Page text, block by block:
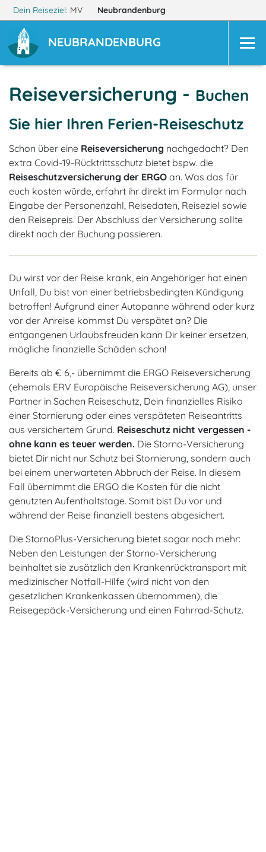
Dein Reiseziel: MV Neubrandenburg
NEUBRANDENBURG
Reiseversicherung - Buchen
Sie hier Ihren Ferien-Reiseschutz
Schon über eine Reiseversicherung nachgedacht? Den
extra Covid-19-Rücktrittsschutz bietet bspw. die
Reiseschutzversicherung der ERGO an. Was das für
euch kosten würde, erfahrt ihr direkt im Formular nach
Eingabe der Personenzahl, Reisedaten, Reiseziel sowie
den Reisepreis. Der Abschluss der Versicherung sollte
direkt nach der Buchung passieren.
Du wirst vor der Reise krank, ein Angehöriger hat einen
Unfall, Du bist von einer betriebsbedingten Kündigung
betroffen! Aufgrund einer Autopanne während oder kurz
vor der Anreise kommst Du verspätet an? Die
entgangenen Urlaubsfreuden kann Dir keiner ersetzen,
mögliche finanzielle Schäden schon!
Bereits ab € 6,- übernimmt die ERGO Reiseversicherung
(ehemals ERV Europäische Reiseversicherung AG), unser
Partner in Sachen Reiseschutz, Dein finanzielles Risiko
einer Stornierung oder eines verspäteten Reiseantritts
aus versichertem Grund. Reiseschutz nicht vergessen -
ohne kann es teuer werden. Die Storno-Versicherung
bietet Dir nicht nur Schutz bei Stornierung, sondern auch
bei einem unerwarteten Abbruch der Reise. In diesem
Fall übernimmt die ERGO die Kosten für die nicht
genutzten Aufenthaltstage. Somit bist Du vor und
während der Reise finanziell bestens abgesichert.
Die StornoPlus-Versicherung bietet sogar noch mehr:
Neben den Leistungen der Storno-Versicherung
beinhaltet sie zusätzlich den Krankenrücktransport mit
medizinischer Notfall-Hilfe (wird nicht von den
gesetzlichen Krankenkassen übernommen), die
Reisegepäck-Versicherung und einen Fahrrad-Schutz.